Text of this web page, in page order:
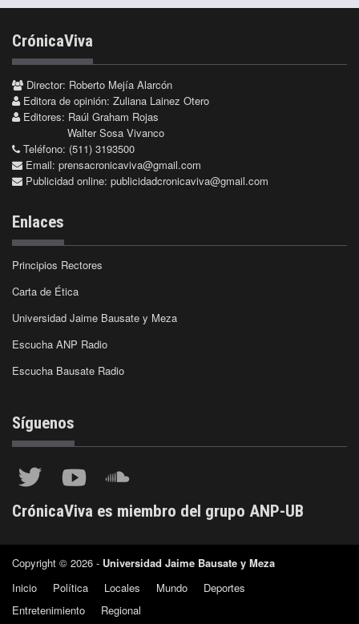
CrónicaViva
Director: Roberto Mejía Alarcón
Editora de opinión: Zuliana Lainez Otero
Editores: Raúl Graham Rojas
Walter Sosa Vivanco
Teléfono: (511) 3193500
Email: prensacronicaviva@gmail.com
Publicidad online: publicidadcronicaviva@gmail.com
Enlaces
Principios Rectores
Carta de Ética
Universidad Jaime Bausate y Meza
Escucha ANP Radio
Escucha Bausate Radio
Síguenos
CrónicaViva es miembro del grupo ANP-UB
Copyright © 2026 - Universidad Jaime Bausate y Meza
Inicio
Política Locales Mundo
Deportes
Entretenimiento
Regional